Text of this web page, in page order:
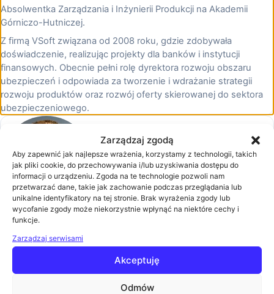
Zarządzaj zgodą
Aby zapewnić jak najlepsze wrażenia, korzystamy z technologii, takich
jak pliki cookie, do przechowywania i/lub uzyskiwania dostępu do
informacji o urządzeniu. Zgoda na te technologie pozwoli nam
przetwarzać dane, takie jak zachowanie podczas przeglądania lub
unikalne identyfikatory na tej stronie. Brak wyrażenia zgody lub
wycofanie zgody może niekorzystnie wpłynąć na niektóre cechy i
funkcje.
Zarządzaj serwisami
Akceptuję
Odmów
Absolwentka Zarządzania i Inżynierii Produkcji na Akademii
Górniczo-Hutniczej.
Z firmą VSoft związana od 2008 roku, gdzie zdobywała
doświadczenie, realizując projekty dla banków i instytucji
finansowych. Obecnie pełni rolę dyrektora rozwoju obszaru
ubezpieczeń i odpowiada za tworzenie i wdrażanie strategii
rozwoju produktów oraz rozwój oferty skierowanej do sektora
ubezpieczeniowego.
Grzegorz Skulimowski
Architekt rozwiązań biznesowych w VSoft
Business Development Director w Euvic
Services